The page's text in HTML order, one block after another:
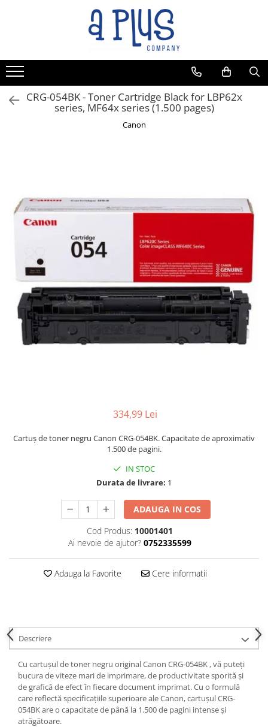
CRG-054BK - Toner Cartridge Black for LBP62x
series, MF64x series (1.500 pages)
Canon
334,99 Lei
Cartuș de toner negru Canon CRG-054BK. Capacitate de aproximativ
1.500 de pagini.
IN STOC
Durata de livrare: 1
ADAUGA IN COS
Cod Produs: 10001401
Ai nevoie de ajutor? 0752335599
Adauga la Favorite Cere informatii
Descriere
Cu cartușul de toner negru original Canon CRG-054BK , vă puteți
bucura de viteze mari de imprimare, de productivitate sporită și
de grafică de efect în fiecare document imprimat. Cu o formulă
care reflectă specificațiile superioare ale Canon, cartușul CRG-
054BK are o capacitate de până la 1.500 de pagini intense și
atrăgătoare.